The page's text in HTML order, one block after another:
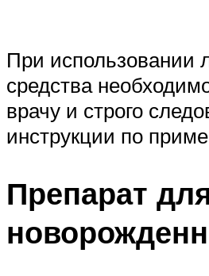
При использовании
средства
врачу и строго
инструкции по
Препарат